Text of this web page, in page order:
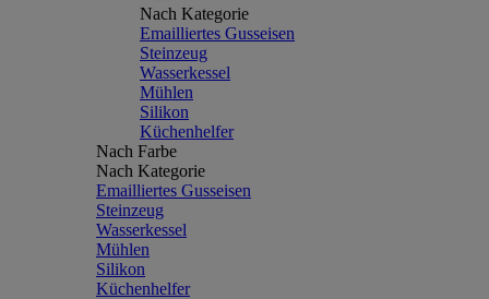
Nach Kategorie
Emailliertes Gusseisen
Steinzeug
Wasserkessel
Mühlen
Silikon
Küchenhelfer
Nach Farbe
Nach Kategorie
Emailliertes Gusseisen
Steinzeug
Wasserkessel
Mühlen
Silikon
Küchenhelfer